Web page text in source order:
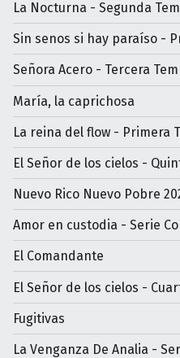
La Nocturna - Segunda
Sin senos si hay paraíso -
Señora Acero - Tercera
María, la caprichosa
La reina del flow - Primera
El Señor de los cielos -
Nuevo Rico Nuevo Pobre
Amor en custodia - Serie
El Comandante
El Señor de los cielos -
Fugitivas
La Venganza De Analia -